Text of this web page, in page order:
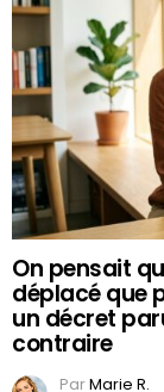
On pensait
déplacé que
un décret
contraire
ParMarie R.